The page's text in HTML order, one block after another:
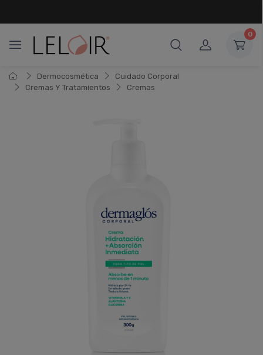
0
Dermocosmética
Cuidado Corporal
Cremas Y Tratamientos
Cremas